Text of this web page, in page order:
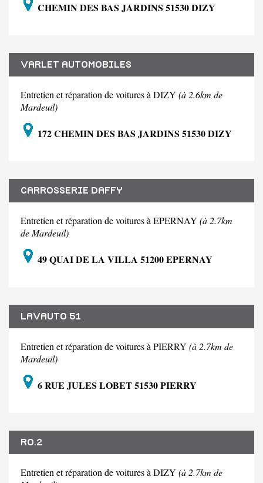
CHEMIN DES BAS JARDINS 51530 DIZY
VARLET AUTOMOBILES
Entretien et réparation de voitures à DIZY (à 2.6km de
Mardeuil)
172 CHEMIN DES BAS JARDINS 51530 DIZY
CARROSSERIE DAFFY
Entretien et réparation de voitures à EPERNAY (à 2.7km
de Mardeuil)
49 QUAI DE LA VILLA 51200 EPERNAY
LAVAUTO 51
Entretien et réparation de voitures à PIERRY (à 2.7km de
Mardeuil)
6 RUE JULES LOBET 51530 PIERRY
RO.2
Entretien et réparation de voitures à DIZY (à 2.7km de